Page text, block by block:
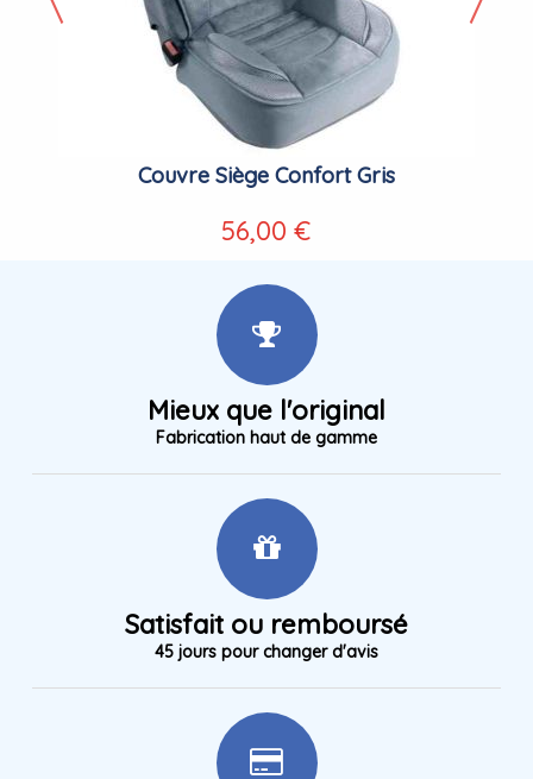
Couvre Siège Confort Gris
56,00 €
Mieux que l'original
Fabrication haut de gamme
Satisfait ou remboursé
45 jours pour changer d'avis